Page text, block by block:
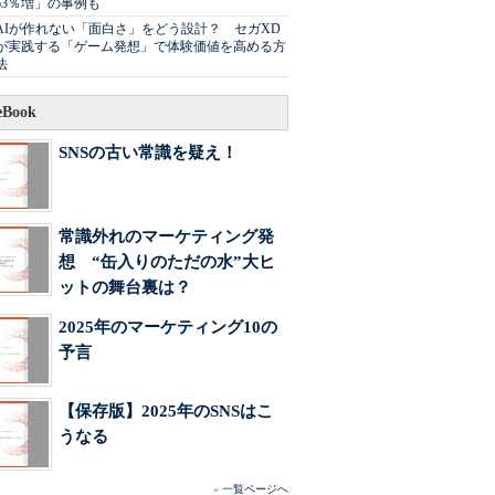
％増」の事例も
が作れない「面白さ」をどう設計？ セガXD
実践する「ゲーム発想」で体験価値を高める方
SNSの古い常識を疑え！
常識外れのマーケティング発
想 “缶入りのただの水”大ヒ
ットの舞台裏は？
2025年のマーケティング10の
予言
【保存版】2025年のSNSはこ
うなる
» 一覧ページへ